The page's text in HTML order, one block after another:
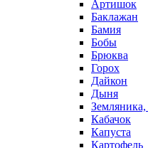
Артишок
Баклажан
Бамия
Бобы
Брюква
Горох
Дайкон
Дыня
Кабачок
Капуста
Картофель